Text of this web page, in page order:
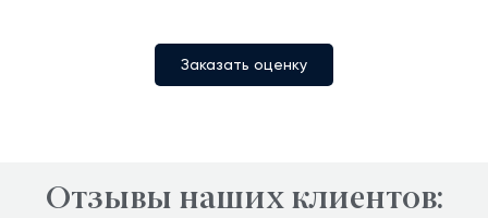
Заказать оценку
Отзывы наших клиентов: